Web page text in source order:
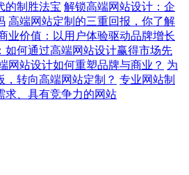
的制胜法宝 解锁高端网站设计：企
高端网站定制的三重回报，你了解
业价值：以用户体验驱动品牌增长
如何通过高端网站设计赢得市场先
网站设计如何重塑品牌与商业？ 为
转向高端网站定制？ 专业网站制
求、具有竞争力的网站